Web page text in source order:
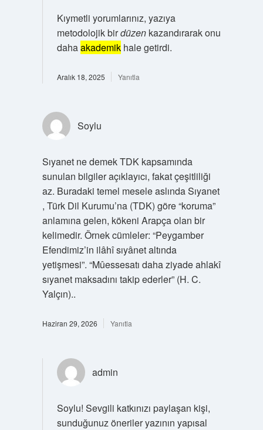
Kıymetli yorumlarınız, yazıya
metodolojik birdüzenkazandırarak onu
dahaakademikhale getirdi.
Aralık 18, 2025 Yanıtla
Soylu
Sıyanet ne demek TDK kapsamında
sunulan bilgiler açıklayıcı, fakat çeşitliliği
az. Buradaki temel mesele aslında Sıyanet
, Türk Dil Kurumu’na (TDK) göre “koruma”
anlamına gelen, kökeni Arapça olan bir
kelimedir. Örnek cümleler: “Peygamber
Efendimiz’in ilâhî sıyânet altında
yetişmesi”. “Mûessesatı daha ziyade ahlakî
sıyanet maksadını takip ederler” (H. C.
Yalçın)..
Haziran 29, 2026 Yanıtla
admin
Soylu! Sevgili katkınızı paylaşan kişi,
sunduğunuz öneriler yazının yapısal